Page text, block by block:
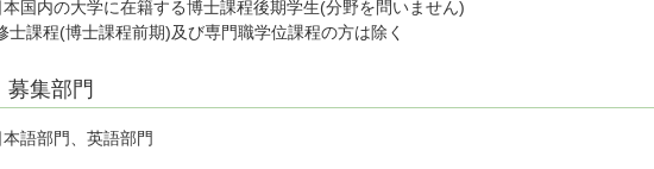
本国内の大学に在籍する博士課程後期学生(分野を問いません)
士課程(博士課程前期)及び専門職学位課程の方は除く
募集部門
本語部門、英語部門